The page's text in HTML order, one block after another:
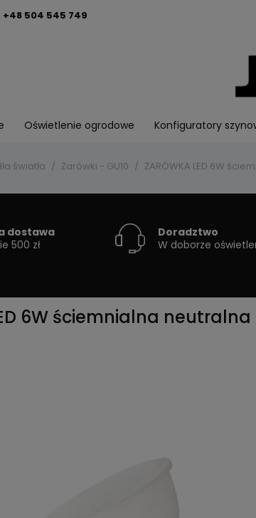
+48 504 545 749
Oświetlenie ogrodowe Konfiguratory
światła Żarówki - GU10 ŻARÓWKA LED 6W
dostawa
500 zł
Doradztwo
W doborze
6W ściemnialna neutralna